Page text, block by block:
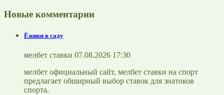
Новые комментарии
Ёжики в саду
мелбет ставки 07.08.2026 17:30
мелбет официальный сайт, мелбет ставки на спорт
предлагает обширный выбор ставок для знатоков
спорта.